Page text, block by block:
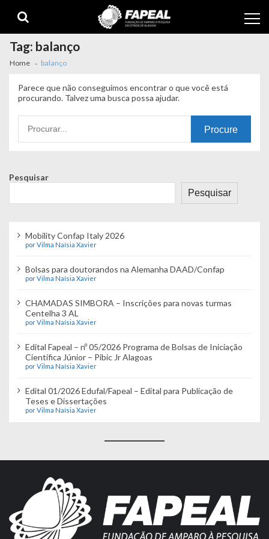
navigation
content
Tag: balanço
Home balanço
Parece que não conseguimos encontrar o que você está
procurando. Talvez uma busca possa ajudar.
por:
Pesquisar
Pesquisar
Mobility Confap Italy 2026
por Vilma Naísia Xavier
Bolsas para doutorandos na Alemanha DAAD/Confap
por Vilma Naísia Xavier
CHAMADAS SIMBORA – Inscrições para novas turmas
Centelha 3 AL
por Vilma Naísia Xavier
Edital Fapeal – nº 05/2026 Programa de Bolsas de Iniciação
Científica Júnior – Pibic Jr Alagoas
por Vilma Naísia Xavier
Edital 01/2026 Edufal/Fapeal – Edital para Publicação de
Teses e Dissertações
por Vilma Naísia Xavier